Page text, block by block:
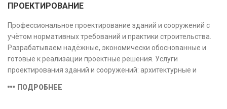
ПРОЕКТИРОВАНИЕ
Профессиональное проектирование зданий и сооружений с
учётом нормативных требований и практики строительства.
Разрабатываем надёжные, экономически обоснованные и
готовые к реализации проектные решения. Услуги
проектирования зданий и сооружений: архитектурные и
сметная документация. Полный цикл работ с учётом норм и
ПОДРОБНЕЕ